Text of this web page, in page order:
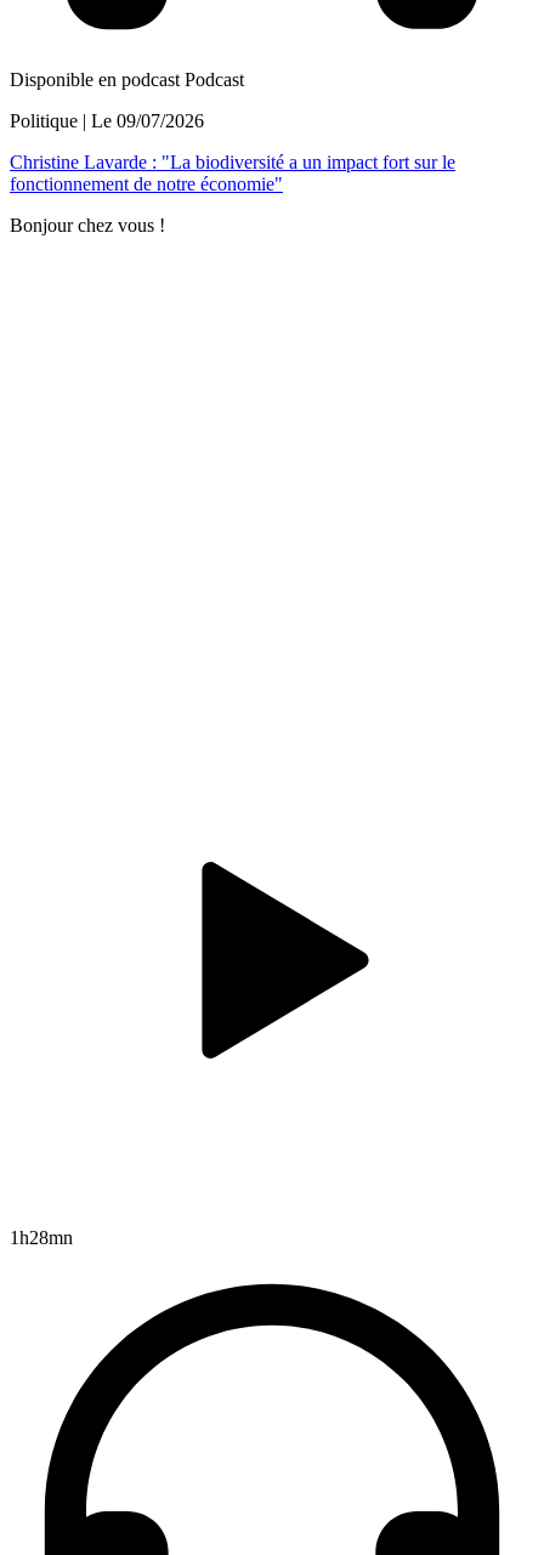
Disponible en podcast Podcast
Politique | Le 09/07/2026
Christine Lavarde : "La biodiversité a un impact fort sur le
fonctionnement de notre économie"
Bonjour chez vous !
1h28mn